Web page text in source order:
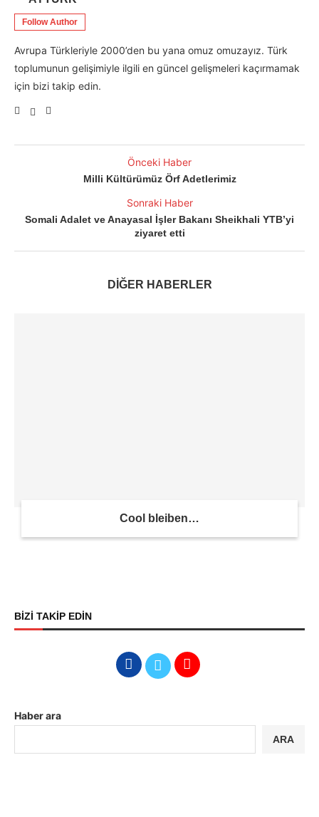
Follow Author
Avrupa Türkleriyle 2000’den bu yana omuz omuzayız. Türk
toplumunun gelişimiyle ilgili en güncel gelişmeleri kaçırmamak
için bizi takip edin.
Önceki Haber
Milli Kültürümüz Örf Adetlerimiz
Sonraki Haber
Somali Adalet ve Anayasal İşler Bakanı Sheikhali YTB’yi
ziyaret etti
DİĞER HABERLER
Cool bleiben…
BİZİ TAKİP EDİN
Haber ara
ARA